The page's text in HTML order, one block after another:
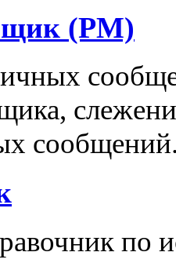
(PM)
по